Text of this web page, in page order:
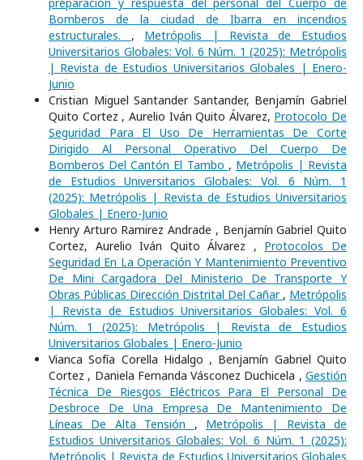
preparación y respuesta del personal del Cuerpo de
Bomberos de la ciudad de Ibarra en incendios
estructurales. , Metrópolis | Revista de Estudios
Universitarios Globales: Vol. 6 Núm. 1 (2025): Metrópolis
| Revista de Estudios Universitarios Globales | Enero-
Junio
Cristian Miguel Santander Santander, Benjamín Gabriel
Quito Cortez , Aurelio Iván Quito Álvarez, Protocolo De
Seguridad Para El Uso De Herramientas De Corte
Dirigido Al Personal Operativo Del Cuerpo De
Bomberos Del Cantón El Tambo , Metrópolis | Revista
de Estudios Universitarios Globales: Vol. 6 Núm. 1
(2025): Metrópolis | Revista de Estudios Universitarios
Globales | Enero-Junio
Henry Arturo Ramirez Andrade , Benjamín Gabriel Quito
Cortez, Aurelio Iván Quito Álvarez , Protocolos De
Seguridad En La Operación Y Mantenimiento Preventivo
De Mini Cargadora Del Ministerio De Transporte Y
Obras Públicas Dirección Distrital Del Cañar , Metrópolis
| Revista de Estudios Universitarios Globales: Vol. 6
Núm. 1 (2025): Metrópolis | Revista de Estudios
Universitarios Globales | Enero-Junio
Vianca Sofía Corella Hidalgo , Benjamín Gabriel Quito
Cortez , Daniela Fernanda Vásconez Duchicela , Gestión
Técnica De Riesgos Eléctricos Para El Personal De
Desbroce De Una Empresa De Mantenimiento De
Líneas De Alta Tensión , Metrópolis | Revista de
Estudios Universitarios Globales: Vol. 6 Núm. 1 (2025):
Metrópolis | Revista de Estudios Universitarios Globales